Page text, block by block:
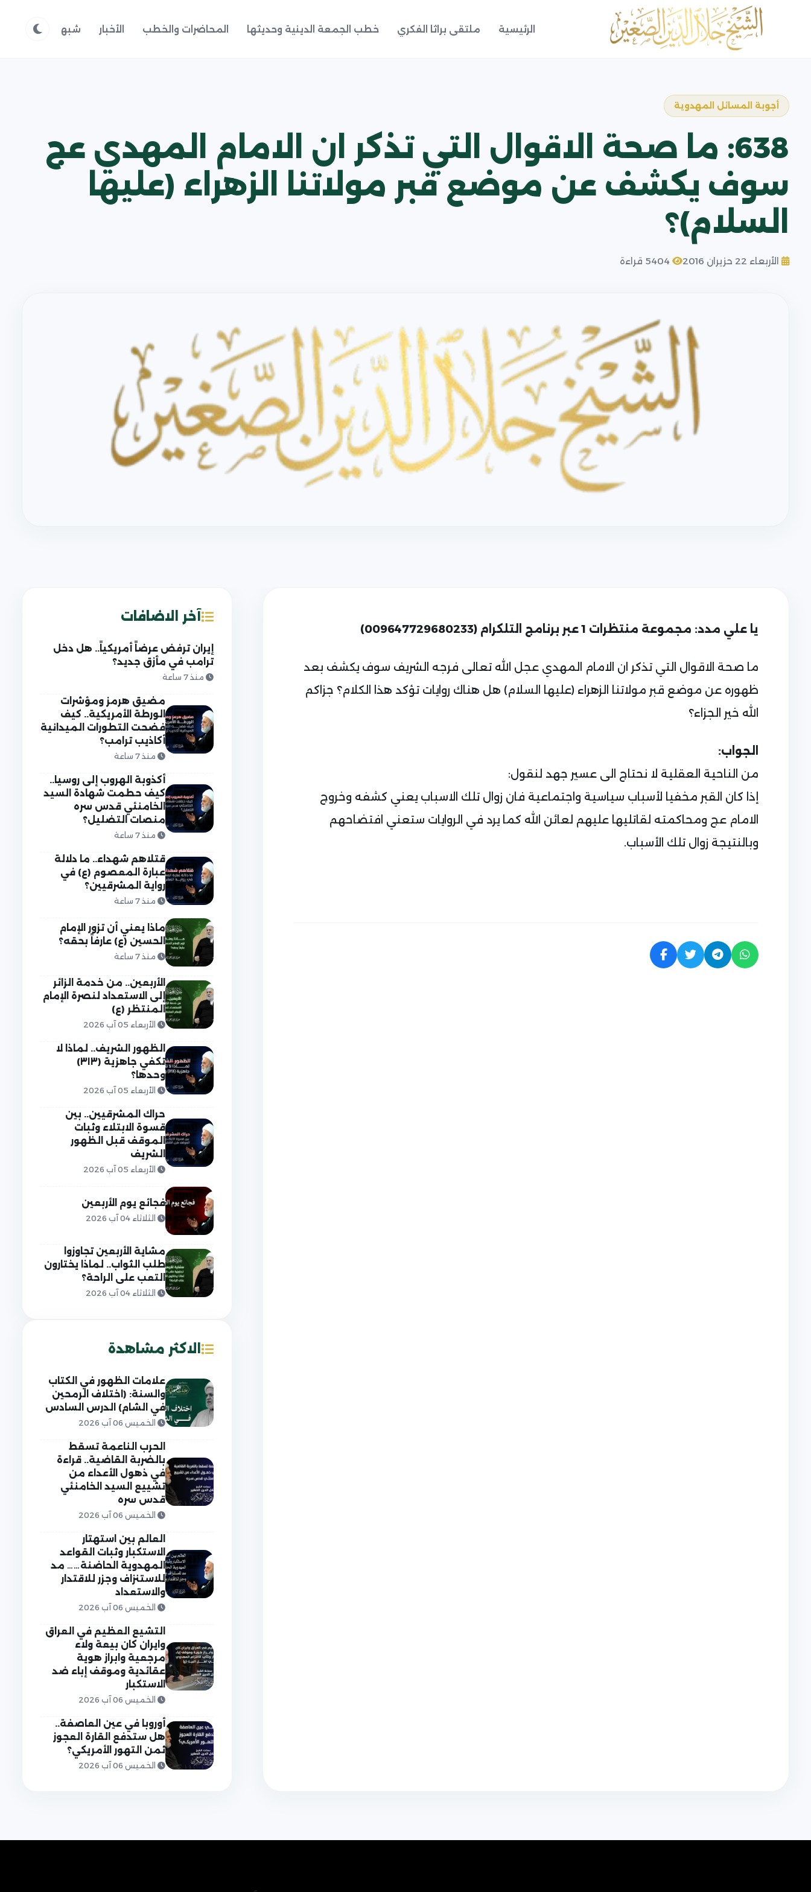
الرئيسية ملتقى براثا الفكري خطب الجمعة الدينية وحديثها المحاضرات والخطب الأخبار شبهات وردود
أجوبة المسائل المهدوية
638: ما صحة الاقوال التي تذكر ان الامام المهدي عج
سوف يكشف عن موضع قبر مولاتنا الزهراء (عليها
السلام)؟
الأربعاء 22 حزيران 2016
يا علي مدد: مجموعة منتظرات 1 عبر برنامج التلكرام (009647729680233)
ما صحة الاقوال التي تذكر ان الامام المهدي عجل الله تعالى فرجه الشريف سوف يكشف بعد
ظهوره عن موضع قبر مولاتنا الزهراء (عليها السلام) هل هناك روايات تؤكد هذا الكلام؟ جزاكم
الله خير الجزاء؟
الجواب:
من الناحية العقلية لا نحتاج الى عسير جهد لنقول:
إذا كان القبر مخفيا لأسباب سياسية واجتماعية فان زوال تلك الاسباب يعني كشفه وخروج
الامام عج ومحاكمته لقاتليها عليهم لعائن الله كما يرد في الروايات ستعني افتضاحهم
وبالنتيجة زوال تلك الأسباب.
آخر الاضافات
إيران ترفض عرضاً أمريكياً.. هل دخل
ترامب في مأزق جديد؟
منذ 7 ساعة
مضيق هرمز ومؤشرات
الورطة الأمريكية.. كيف
فضحت التطورات الميدانية
أكاذيب ترامب؟
منذ 7 ساعة
أكذوبة الهروب إلى روسيا..
كيف حطمت شهادة السيد
الخامنئي قدس سره
منصات التضليل؟
منذ 7 ساعة
قتلاهم شهداء.. ما دلالة
عبارة المعصوم (ع) في
رواية المشرقيين؟
منذ 7 ساعة
ماذا يعني أن تزور الإمام
الحسين (ع) عارفاً بحقه؟
منذ 7 ساعة
الأربعين.. من خدمة الزائر
إلى الاستعداد لنصرة الإمام
المنتظر (ع)
الأربعاء 05 آب 2026
الظهور الشريف.. لماذا لا
تكفي جاهزية (٣١٣)
وحدها؟
الأربعاء 05 آب 2026
حراك المشرقيين.. بين
قسوة الابتلاء وثبات
الموقف قبل الظهور
الشريف
الأربعاء 05 آب 2026
فجائع يوم الأربعين
الثلاثاء 04 آب 2026
مشاية الأربعين تجاوزوا
طلب الثواب.. لماذا يختارون
التعب على الراحة؟
الثلاثاء 04 آب 2026
الاكثر مشاهدة
علامات الظهور في الكتاب
والسنة: (اختلاف الرمحين
في الشام) الدرس السادس
الخميس 06 آب 2026
الحرب الناعمة تسقط
بالضربة القاضية.. قراءة
في ذهول الأعداء من
تشييع السيد الخامنئي
قدس سره
الخميس 06 آب 2026
العالم بين استهتار
الاستكبار وثبات القواعد
المهدوية الحاضنة…… مد
للاستنزاف وجزر للاقتدار
والاستعداد
الخميس 06 آب 2026
التشيع العظيم في العراق
وايران كان بيعة ولاء
مرجعية وابراز هوية
عقائدية وموقف إباء ضد
الاستكبار
الخميس 06 آب 2026
أوروبا في عين العاصفة..
هل ستدفع القارة العجوز
ثمن التهور الأمريكي؟
الخميس 06 آب 2026